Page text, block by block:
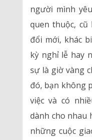
người mình
quen thuộc,
đổi mới, khác
kỳ nghỉ lễ hay
sự là giờ vàng
đó, bạn không
việc và có
dành cho nhau
những cuộc